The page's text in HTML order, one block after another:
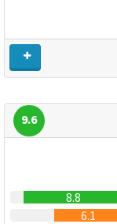
9.6
8.8
6.1